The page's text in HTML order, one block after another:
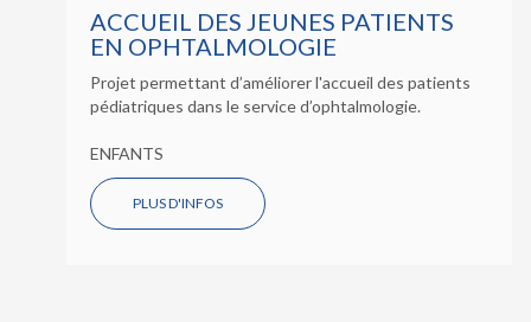
ACCUEIL DES JEUNES PATIENTS
EN OPHTALMOLOGIE
Projet permettant d’améliorer l'accueil des patients
pédiatriques dans le service d’ophtalmologie.
ENFANTS
PLUS D'INFOS